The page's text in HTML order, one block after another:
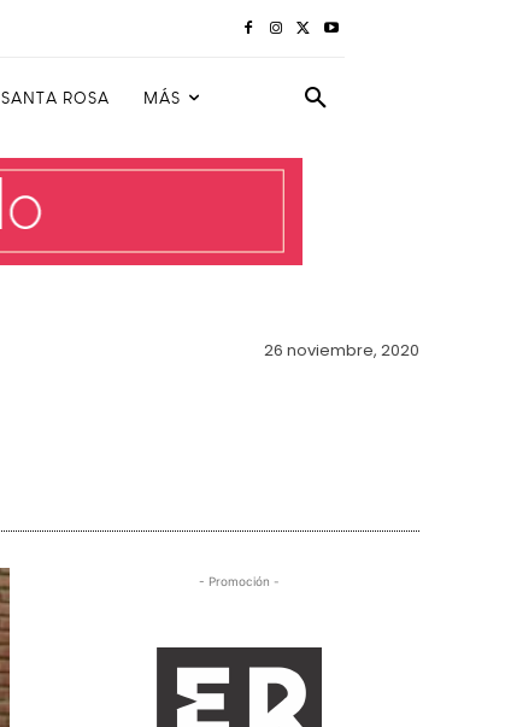
SANTA ROSA MÁS
26 noviembre, 2020
- Promoción -